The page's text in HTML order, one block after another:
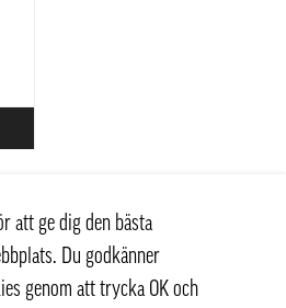
att ge dig den bästa
Du godkänner
genom att trycka OK och